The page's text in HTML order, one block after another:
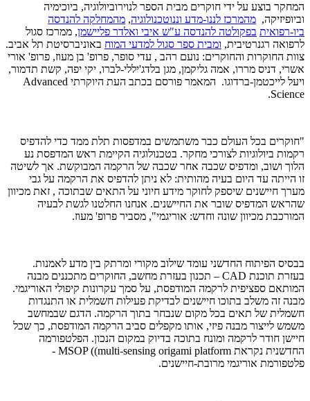
המחקר בוצע על ידי חוקרים מבית הספר לנוירוביולוגיה, ביוכימיה
וביופיזיקה, מהמרכז לננו-מדע וננוטכנולוגיה, מהמחלקה להנדסה
ביו-רפואית בפקולטה להנדסה ע"ש איבי ואלדר פליישמן, ממרכז סגול
לרפואה רגנרטיבית, ומבית ספר סגול למדעי המוח באוניברסיטת תל אביב.
צוות החוקרות והחוקרים: נועם רהב , עדי סופר, פרופ' בן מעוז, פרופ' אורי
אשרי, דניס מררו, אמה גליקמן, מגן בלדג'יללי-לברו, יקי יפה, קשת תדמור,
ויעל לייכטמן-ברדוגו. המאמר פורסם בכתב העת היוקרתי Advanced
Science.
"חוקרים בכל העולם כבר משתמשים במדפסות תלת ממד כדי להדפיס
רקמות ביולוגיות לצורכי מחקר. בטכנולוגיה הקיימת ראש המדפסת נע
הלוך ושוב, ומדפיס שכבה אחר שכבה של הרקמה המבוקשת. אך לשיטה
זו הייתה עד היום בעיה מהותית: לא ניתן להדפיס את הרקמה על גבי
מערך חיישנים שיספק לחוקר מידע חיוני על התאים שבתוכה , זאת מכיוון
שהראש המדפיס שובר את החיישנים. אנחנו החלטנו לגשת לבעיה
המורכבת מכיוון שונה וחדש: אוריגמי", מסביר פרופ' מעוז.
בבסיס הפיתוח החדשני עומד שילוב מקורי ומרתק בין מדע לאמנות.
בעזרת תוכנת CAD – תכנון בעזרת מחשב, החוקרים מתכננים מבנה
המותאם ספציפית לרקמה המודפסת, על סמך עקרונות קיפולי האוריגמי.
מבנה זה משלב בתוכו חיישנים לבדיקת פעילות חשמלית או התנגדות
חשמלית של תאים בכל מקום שנבחר בתוך הרקמה. הדגם שבמחשב
משמש לייצור מבנה פיזי, אותו מקפלים סביב הרקמה המודפסת, כך שכל
חיישן חודר לרקמה ומונח בתוכה בדיוק במקום הנכון. הפלטפורמה
החדשנית נקראת MSOP ((multi-sensing origami platform -
פלטפורמת אוריגמי מרובת-חיישנים.